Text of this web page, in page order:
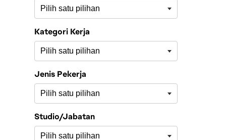
Kategori Kerja
Jenis Pekerja
Studio/Jabatan